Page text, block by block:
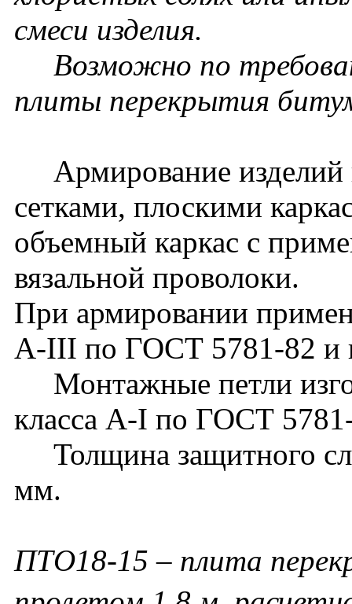
смеси изделия.
Возможно по
плиты перекрытия
Армирование изделий
сетками, плоскими
объемный каркас с
вязальной проволоки.
При армировании
А-III по ГОСТ 5781-82 и
Монтажные петли
класса А-I по ГОСТ
Толщина защитного
мм.
ПТО18-15 – плита